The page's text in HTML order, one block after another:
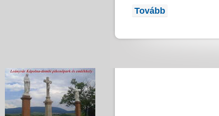
Tovább